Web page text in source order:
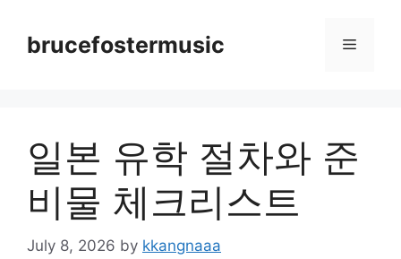
contentbrucefostermusic Menu
일본 유학 절차와 준
비물 체크리스트
July 8, 2026 by kkangnaaa